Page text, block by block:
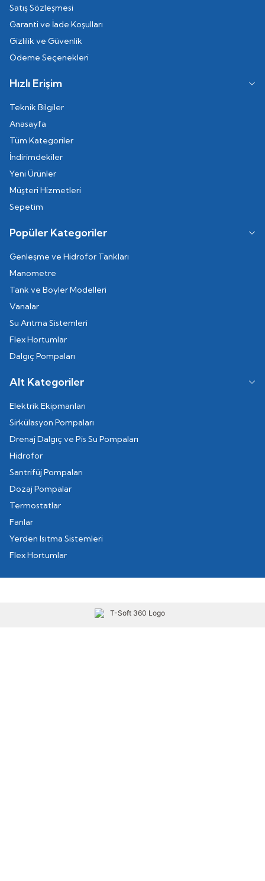
Satış Sözleşmesi
Garanti ve İade Koşulları
Gizlilik ve Güvenlik
Ödeme Seçenekleri
Hızlı Erişim
Teknik Bilgiler
Anasayfa
Tüm Kategoriler
İndirimdekiler
Yeni Ürünler
Müşteri Hizmetleri
Sepetim
Popüler Kategoriler
Genleşme ve Hidrofor Tankları
Manometre
Tank ve Boyler Modelleri
Vanalar
Su Arıtma Sistemleri
Flex Hortumlar
Dalgıç Pompaları
Alt Kategoriler
Elektrik Ekipmanları
Sirkülasyon Pompaları
Drenaj Dalgıç ve Pis Su Pompaları
Hidrofor
Santrifüj Pompaları
Dozaj Pompalar
Termostatlar
Fanlar
Yerden Isıtma Sistemleri
Flex Hortumlar